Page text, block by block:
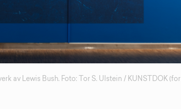
av Lewis Bush. Foto: Tor S. Ulstein / KUNSTDOK (for